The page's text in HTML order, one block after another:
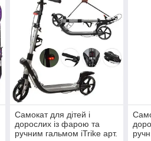
Самокат для дітей і
дорослих із фарою та
ручним гальмом iTrike арт.